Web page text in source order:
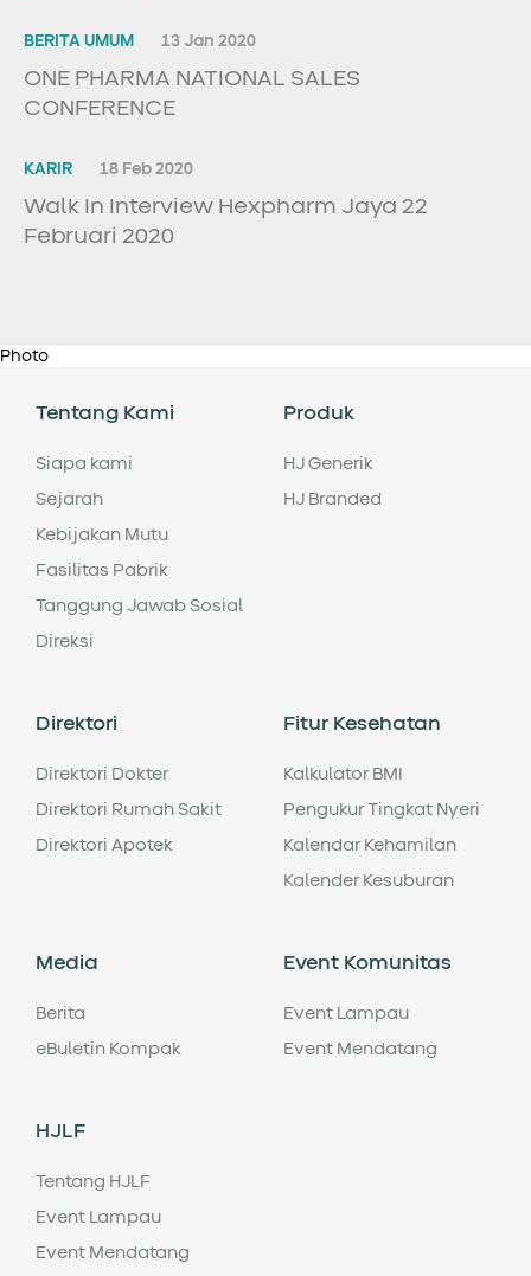
BERITA UMUM 13 Jan 2020
ONE PHARMA NATIONAL SALES
CONFERENCE
KARIR 18 Feb 2020
Walk In Interview Hexpharm Jaya 22
Februari 2020
Photo
Tentang Kami
Siapa kami
Sejarah
Kebijakan Mutu
Fasilitas Pabrik
Tanggung Jawab Sosial
Direksi
Produk
HJ Generik
HJ Branded
Direktori
Direktori Dokter
Direktori Rumah Sakit
Direktori Apotek
Fitur Kesehatan
Kalkulator BMI
Pengukur Tingkat Nyeri
Kalendar Kehamilan
Kalender Kesuburan
Media
Berita
eBuletin Kompak
Event Komunitas
Event Lampau
Event Mendatang
HJLF
Tentang HJLF
Event Lampau
Event Mendatang